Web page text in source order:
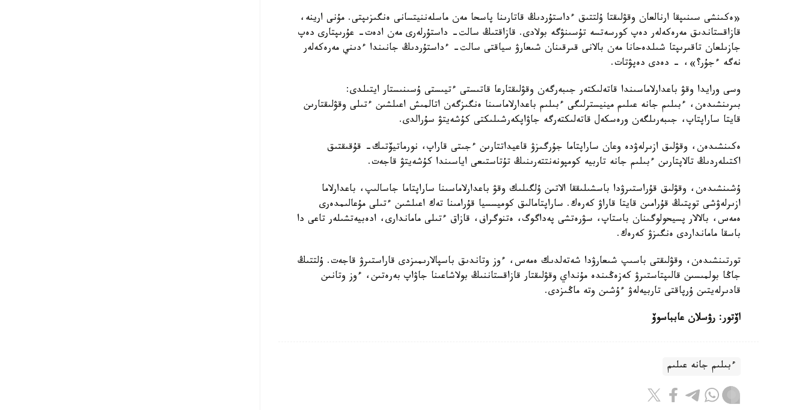
«ەكىنشى سىنىپقا ارنالعان وقۋلىقتا ۇلتتىق ءداستۇردىڭ قاتارىنا پاسحا مەن ماسلەننيتسانى ەنگىزىپتى. مۇنى ارينە،
قازاقستاندىق مەرەكەلەر دەپ كورسەتسە تۇسىنۋگە بولادى. قازاقتىڭ سالت- داستۇرلەرى مەن ادەت- عۇرىپتارى دەپ
جازىلعان تاقىرىپتا شىلدەحانا مەن بالانى قىرقىنان شىعارۋ سياقتى سالت- ءداستۇردىڭ جانىندا ءدىني مەرەكەلەر
نەگە ءجۇر؟»، - دەدى دەپۋتات.
وسى ورايدا وقۋ باعدارلاماسىندا قاتەلىكتەر جىبەرگەن وقۋلىقتارعا قاتىستى ءتيىستى ۇسىنىستار ايتىلدى:
بىرىنشىدەن، ءبىلىم جانە عىلىم مينيسترلىگى ءبىلىم باعدارلاماسىنا ەنگىزگەن اتالمىش اعىلشىن ءتىلى وقۋلىقتارىن
قايتا ساراپتاپ، جىبەرىلگەن ورەسكەل قاتەلىكتەرگە جاۋاپكەرشىلىكتى كۇشەيتۋ سۇرالدى.
ەكىنشىدەن، وقۋلىق ازىرلەۋدە وعان ساراپتاما جۇرگىزۋ قاعيداتتارىن ءجىتى قاراپ، نورماتيۆتىك- قۇقىقتىق
اكتىلەردىڭ تالاپتارىن ءبىلىم جانە تاربيە كومپونەنتتەرىنىڭ تۇتاستىعى اياسىندا كۇشەيتۋ قاجەت.
ۇشىنشىدەن، وقۋلىق قۇراستىرۋدا باسشىلىققا الاتىن ۇلگىلىك وقۋ باعدارلاماسىنا ساراپتاما جاسالىپ، باعدارلاما
ازىرلەۋشى توپتىڭ قۇرامىن قايتا قاراۋ كەرەك. ساراپتامالىق كوميسسيا قۇرامىنا تەك اعىلشىن ءتىلى مۇعالىمدەرى
ەمەس، بالالار پسيحولوگىنان باستاپ، سۋرەتشى پەداگوگ، ەتنوگراف، قازاق ءتىلى ماماندارى، ادەبيەتشىلەر تاعى دا
باسقا مامانداردى ەنگىزۋ كەرەك.
تورتىنشىدەن، وقۋلىقتى باسىپ شىعارۋدا شەتەلدىك ەمەس، ءوز وتاندىق باسپالارىمىزدى قاراستىرۋ قاجەت. ۇلتتىڭ
جاڭا بولمىسىن قالىپتاستىرۋ كەزەڭىندە مۇنداي وقۋلىقتار قازاقستاننىڭ بولاشاعىنا جاۋاپ بەرەتىن، ءوز وتانىن
قادىرلەيتىن ۇرپاقتى تاربيەلەۋ ءۇشىن وتە ماڭىزدى.
اۆتور: رۋسلان عابباسوۆ
ءبىلىم جانە عىلىم